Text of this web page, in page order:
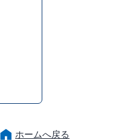
ホームへ戻る